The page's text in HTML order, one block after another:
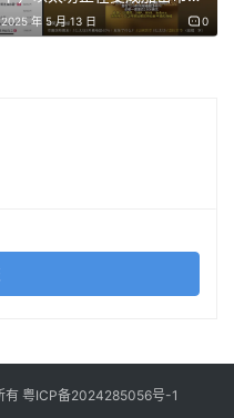
示，十年期收益率维持在
期货同步走强。
性阻力，但当加密市场由
间：
的「国债」？
2025 年 5 月 13 日 0
有 粤ICP备2024285056号-1